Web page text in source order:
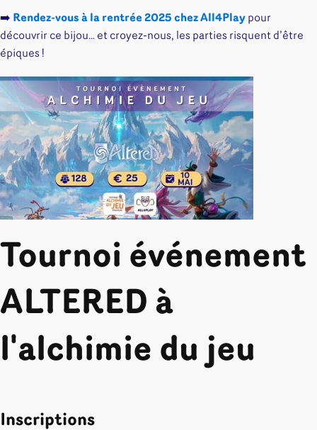
➡️ Rendez-vous à la rentrée 2025 chez All4Play pour
découvrir ce bijou… et croyez-nous, les parties risquent d’être
épiques !
Tournoi événement
ALTERED à
l'alchimie du jeu
Inscriptions